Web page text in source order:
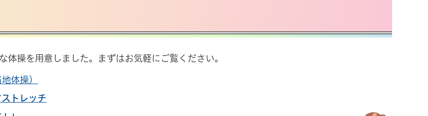
体操を用意しました。まずはお気軽にご覧ください。
体操）
トレッチ